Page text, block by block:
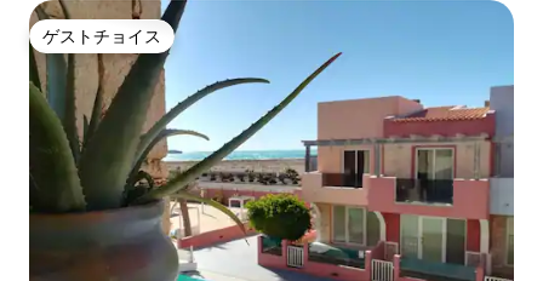
ゲストチョイス
ゲストチョイス